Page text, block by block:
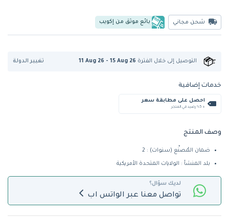
شحن مجاني بائع موثق من إكويب
التوصيل إلى خلال الفترة 11 Aug 26 - 15 Aug 26 تغيير الدولة
خدمات إضافية
احصل على مطابقة سعر
+ %5 رصيد في المتجر
وصف المنتج
ضمان المُصنِّع (سنوات) : 2
بلد المنشأ : الولايات المتحدة الأمريكية
لديك سؤال؟
تواصل معنا عبر الواتس اب